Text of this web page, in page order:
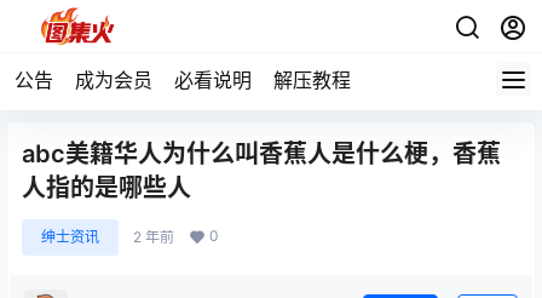
公告 成为会员 必看说明 解压教程
abc美籍华人为什么叫香蕉人是什么梗，香蕉
人指的是哪些人
绅士资讯 2 年前 0